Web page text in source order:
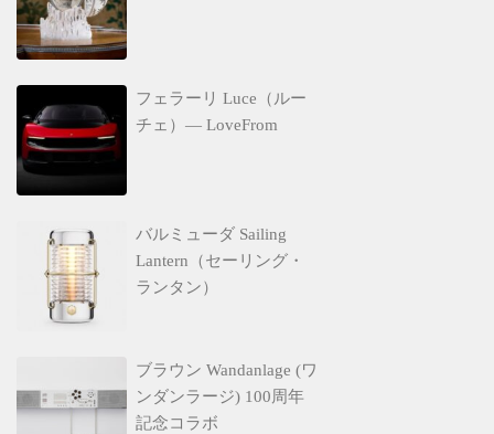
フェラーリ Luce（ルー
チェ）— LoveFrom
バルミューダ Sailing
Lantern（セーリング・
ランタン）
ブラウン Wandanlage (ワ
ンダンラージ) 100周年
記念コラボ